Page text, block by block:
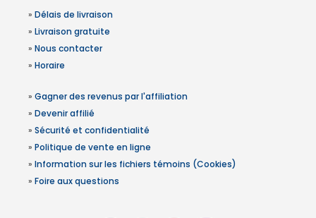
» Délais de livraison
» Livraison gratuite
» Nous contacter
» Horaire
» Gagner des revenus par l'affiliation
» Devenir affilié
» Sécurité et confidentialité
» Politique de vente en ligne
» Information sur les fichiers témoins (Cookies)
» Foire aux questions